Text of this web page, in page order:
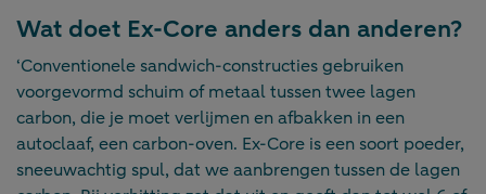
Wat doet Ex-Core anders dan anderen?
‘Conventionele sandwich-constructies gebruiken
voorgevormd schuim of metaal tussen twee lagen
carbon, die je moet verlijmen en afbakken in een
autoclaaf, een carbon-oven. Ex-Core is een soort poeder,
sneeuwachtig spul, dat we aanbrengen tussen de lagen